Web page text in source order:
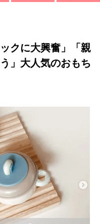
クに大興奮」「親
」大人気のおもち